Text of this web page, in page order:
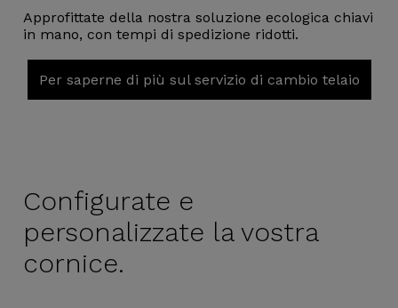
Approfittate della nostra soluzione ecologica chiavi
in mano, con tempi di spedizione ridotti.
Per saperne di più sul servizio di cambio telaio
Configurate e
personalizzate la vostra
cornice.